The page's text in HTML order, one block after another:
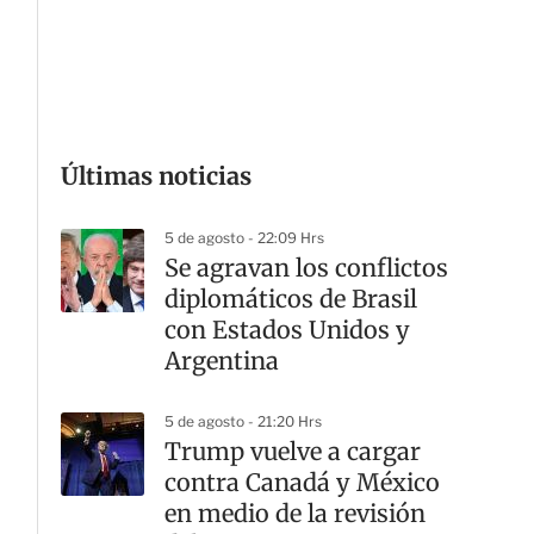
Últimas noticias
5 de agosto - 22:09 Hrs
Se agravan los conflictos
diplomáticos de Brasil
con Estados Unidos y
Argentina
5 de agosto - 21:20 Hrs
Trump vuelve a cargar
contra Canadá y México
en medio de la revisión